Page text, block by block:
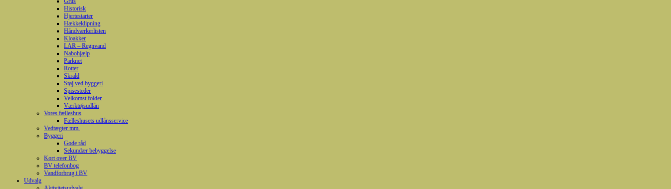
Historisk
Hjertestarter
Hækkeklipning
Håndværkerlisten
Kloakker
LAR – Regnvand
Nabohjælp
Parknet
Rotter
Skrald
Støj ved byggeri
Spisesteder
Velkomst folder
Værktøjsudlån
Vores fælleshus
Fælleshusets udlånsservice
Vedtægter mm.
Byggeri
Gode råd
Sekundær bebyggelse
Kort over BV
BV telefonbog
Vandforbrug i BV
Udvalg